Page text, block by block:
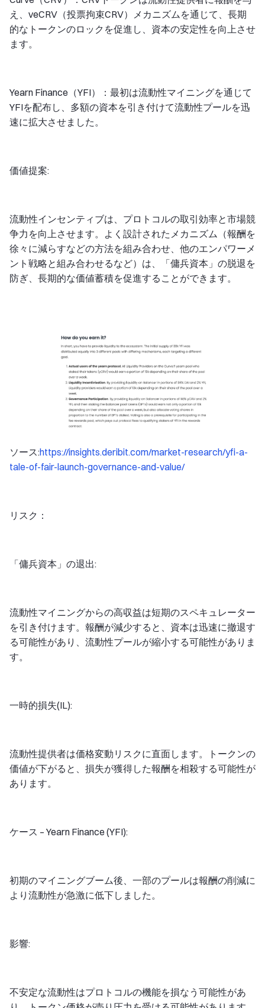
え、veCRV（投票拘束CRV）メカニズムを通じて、長期
的なトークンのロックを促進し、資本の安定性を向上させ
ます。
Yearn Finance（YFI）：最初は流動性マイニングを通じて
YFIを配布し、多額の資本を引き付けて流動性プールを迅
速に拡大させました。
価値提案:
流動性インセンティブは、プロトコルの取引効率と市場競
争力を向上させます。よく設計されたメカニズム（報酬を
徐々に減らすなどの方法を組み合わせ、他のエンパワーメ
ント戦略と組み合わせるなど）は、「傭兵資本」の脱退を
防ぎ、長期的な価値蓄積を促進することができます。
ソース:https://insights.deribit.com/market-research/yfi-a-
tale-of-fair-launch-governance-and-value/
リスク：
「傭兵資本」の退出:
流動性マイニングからの高収益は短期のスペキュレーター
を引き付けます。報酬が減少すると、資本は迅速に撤退す
る可能性があり、流動性プールが縮小する可能性がありま
す。
一時的損失(IL):
流動性提供者は価格変動リスクに直面します。トークンの
価値が下がると、損失が獲得した報酬を相殺する可能性が
あります。
ケース – Yearn Finance (YFI):
初期のマイニングブーム後、一部のプールは報酬の削減に
より流動性が急激に低下しました。
影響:
不安定な流動性はプロトコルの機能を損なう可能性があ